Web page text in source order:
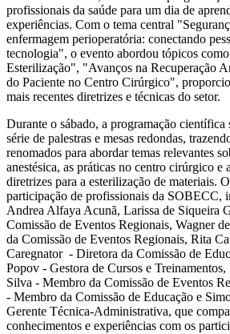
profissionais da saúde para um dia de
experiências. Com o tema central
enfermagem perioperatória: conectando
tecnologia", o evento abordou tópicos
Esterilização", "Avanços na Recuperação
do Paciente no Centro Cirúrgico",
mais recentes diretrizes e técnicas do setor.​
Durante o sábado, a programação científica
série de palestras e mesas redondas,
renomados para abordar temas relevantes
anestésica, as práticas no centro cirúrgico e
diretrizes para a esterilização de materiais.
participação de profissionais da SOBECC,
Andrea Alfaya Acunã, Larissa de Siqueira
Comissão de Eventos Regionais, Wagner
da Comissão de Eventos Regionais, Rita
Caregnator - Diretora da Comissão de
Popov - Gestora de Cursos e
Silva - Membro da Comissão de Eventos
- Membro da Comissão de Educação e
Gerente Técnica-Administrativa, que
conhecimentos e experiências com os